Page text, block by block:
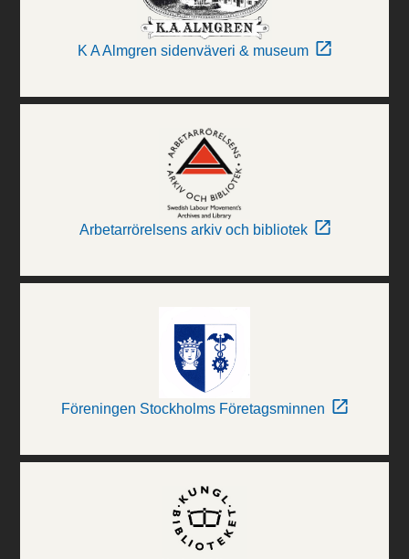
K A Almgren sidenväveri & museum
Arbetarrörelsens arkiv och bibliotek
Föreningen Stockholms Företagsminnen